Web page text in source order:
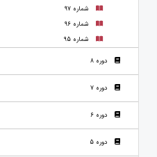
شماره 97
شماره 96
شماره 95
دوره 8
دوره 7
دوره 6
دوره 5